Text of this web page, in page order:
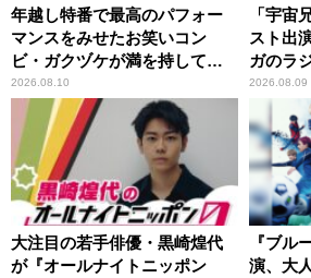
年越し特番で最高のパフォー
マンスをみせたお笑いコン
ビ・ガクヅケが満を持して
『オールナイトニッポン
0(ZERO)』に登場！
2026.08.10
「宇宙
スト出
ガのラ
ル 』
2026.08.09
大注目の若手俳優・黒崎煌代
が『オールナイトニッポン
『ブル
演、大